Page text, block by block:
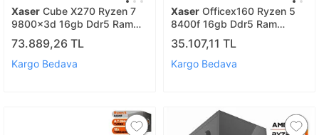
Xaser Cube X270 Ryzen 7
9800x3d 16gb Ddr5 Ram
512gb M.2 Nvme Ssd 8gb
Rtx5060 Sıvı Soğutmalı
Oyuncu Bilgisayar
73.889,26 TL
Kargo Bedava
Xaser Officex160 Ryzen 5
8400f 16gb Ddr5 Ram
256gb M.2 Ssd Gt610 Ekran
Kartı 27" Monitör Ofis
Bilgisayarı
35.107,11 TL
Kargo Bedava